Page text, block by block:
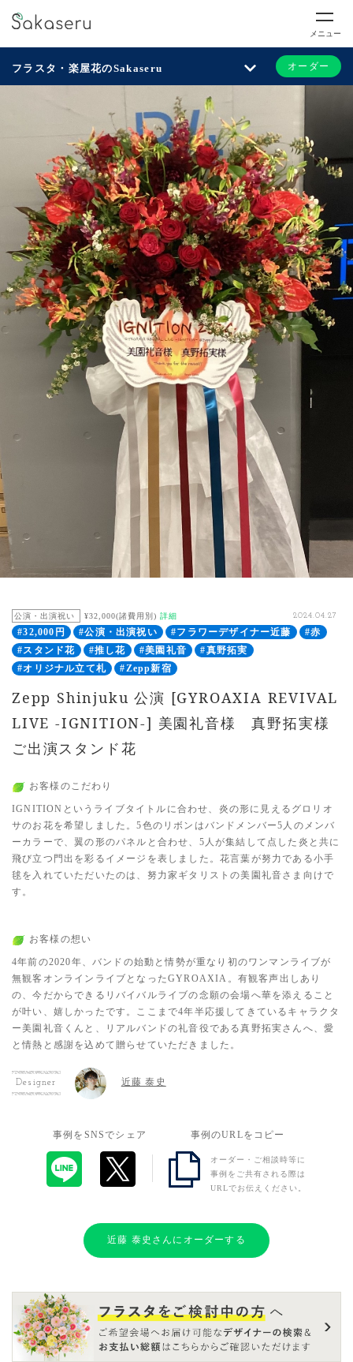
メニュー
フラスタ・楽屋花のSakaseru オーダー
公演・出演祝い ¥32,000(諸費用別) 詳細 2024.04.27
#32,000円 #公演・出演祝い #フラワーデザイナー近藤
#赤
#スタンド花
#推し花 #美園礼音
#真野拓実
#オリジナル立て札
#Zepp新宿
Zepp Shinjuku 公演 [GYROAXIA REVIVAL
LIVE -IGNITION-] 美園礼音様 真野拓実様
ご出演スタンド花
お客様のこだわり
IGNITIONというライブタイトルに合わせ、炎の形に見えるグロリオ
サのお花を希望しました。5色のリボンはバンドメンバー5人のメンバ
ーカラーで、翼の形のパネルと合わせ、5人が集結して点した炎と共に
飛び立つ門出を彩るイメージを表しました。花言葉が努力である小手
毬を入れていただいたのは、努力家ギタリストの美園礼音さま向けで
す。
お客様の想い
4年前の2020年、バンドの始動と情勢が重なり初のワンマンライブが
無観客オンラインライブとなったGYROAXIA。有観客声出しあり
の、今だからできるリバイバルライブの念願の会場へ華を添えること
が叶い、嬉しかったです。ここまで4年半応援してきているキャラクタ
ー美園礼音くんと、リアルバンドの礼音役である真野拓実さんへ、愛
と情熱と感謝を込めて贈らせていただきました。
Designer 近藤 泰史
事例をSNSでシェア 事例のURLをコピー
オーダー・ご相談時等に
事例をご共有される際は
URLでお伝えください。
近藤 泰史さんにオーダーする